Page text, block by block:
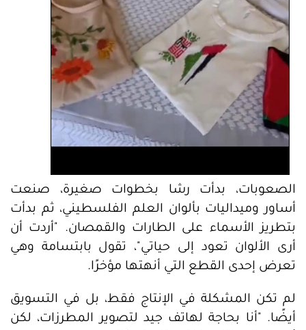
الصعوبات، بدأت رشا بخطوات صغيرة، صنعت
أساور وميداليات بألوان العلم الفلسطيني، ثم بدأت
بتطريز الأسماء على الطارات والقمصان. "أردت أن
أرى الألوان تعود إلى حياتي"، تقول بابتسامة وهي
تعرض إحدى القطع التي أنهتها مؤخرًا.
لم تكن المشكلة في الإنتاج فقط، بل في التسويق
أيضًا. "أنا بحاجة لهاتف جيد لتصوير المطرزات، لكن